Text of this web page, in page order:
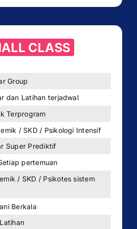
CLASS
Group
dan Latihan terjadwal
Terprogram
/ SKD / Psikologi Intensif
Super Prediktif
pertemuan
/ SKD / Psikotes sistem
Berkala